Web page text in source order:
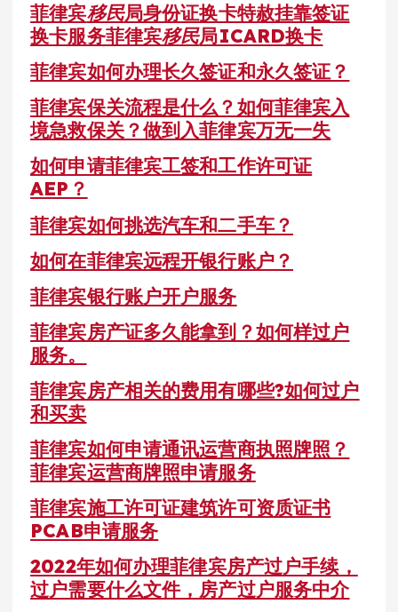
菲律宾移民局身份证换卡特赦挂靠签证
换卡服务菲律宾移民局ICARD换卡
菲律宾如何办理长久签证和永久签证？
菲律宾保关流程是什么？如何菲律宾入
境急救保关？做到入菲律宾万无一失
如何申请菲律宾工签和工作许可证
AEP？
菲律宾如何挑选汽车和二手车？
如何在菲律宾远程开银行账户？
菲律宾银行账户开户服务
菲律宾房产证多久能拿到？如何样过户
服务。
菲律宾房产相关的费用有哪些?如何过户
和买卖
菲律宾如何申请通讯运营商执照牌照？
菲律宾运营商牌照申请服务
菲律宾施工许可证建筑许可资质证书
PCAB申请服务
2022年如何办理菲律宾房产过户手续，
过户需要什么文件，房产过户服务中介